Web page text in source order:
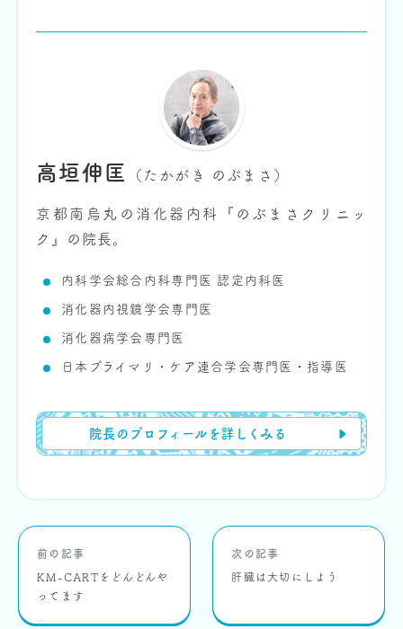
高垣伸匡 （たかがき のぶまさ）
京都南烏丸の消化器内科『のぶまさクリニッ
ク』の院長。
内科学会総合内科専門医 認定内科医
消化器内視鏡学会専門医
消化器病学会専門医
日本プライマリ・ケア連合学会専門医・指導医
院長のプロフィールを詳しくみる
前の記事
KM-CARTをどんどんや
ってます
次の記事
肝臓は大切にしよう